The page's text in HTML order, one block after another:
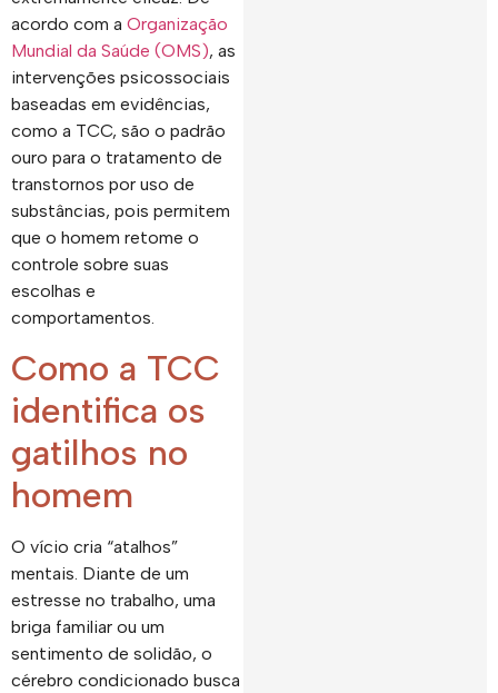
acordo com a Organização
Mundial da Saúde (OMS), as
intervenções psicossociais
baseadas em evidências,
como a TCC, são o padrão
ouro para o tratamento de
transtornos por uso de
substâncias, pois permitem
que o homem retome o
controle sobre suas
escolhas e
comportamentos.
Como a TCC
identifica os
gatilhos no
homem
O vício cria “atalhos”
mentais. Diante de um
estresse no trabalho, uma
briga familiar ou um
sentimento de solidão, o
cérebro condicionado busca